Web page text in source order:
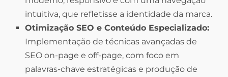
intuitiva, que refletisse a identidade da marca.
Otimização SEO e Conteúdo Especializado:
Implementação de técnicas avançadas de
SEO on-page e off-page, com foco em
palavras-chave estratégicas e produção de